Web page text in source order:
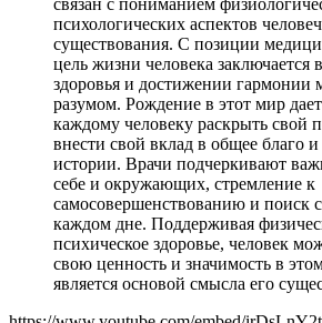
психологических аспектов
существования. С позиции
цель жизни человека заключается
здоровья и достижении гармонии
разумом. Рождение в этот мир
каждому человеку раскрыть свой
внести свой вклад в общее благо и
истории. Врачи подчеркивают
себе и окружающих, стремление к
самосовершенствованию и поиск
каждом дне. Поддерживая
психическое здоровье, человек
свою ценность и значимость в
является основой смысла его